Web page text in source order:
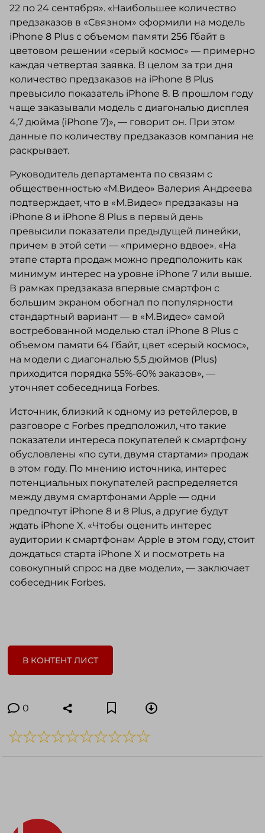
22 по 24 сентября». «Наибольшее количество
предзаказов в «Связном» оформили на модель
iPhone 8 Plus с объемом памяти 256 Гбайт в
цветовом решении «серый космос» — примерно
каждая четвертая заявка. В целом за три дня
количество предзаказов на iPhone 8 Plus
превысило показатель iPhone 8. В прошлом году
чаще заказывали модель с диагональю дисплея
4,7 дюйма (iPhone 7)», — говорит он. При этом
данные по количеству предзаказов компания не
раскрывает.
Руководитель департамента по связям с
общественностью «М.Видео» Валерия Андреева
подтверждает, что в «М.Видео» предзаказы на
iPhone 8 и iPhone 8 Plus в первый день
превысили показатели предыдущей линейки,
причем в этой сети — «примерно вдвое». «На
этапе старта продаж можно предположить как
минимум интерес на уровне iPhone 7 или выше.
В рамках предзаказа впервые смартфон с
большим экраном обогнал по популярности
стандартный вариант — в «М.Видео» самой
востребованной моделью стал iPhone 8 Plus c
объемом памяти 64 Гбайт, цвет «серый космос»,
на модели с диагональю 5,5 дюймов (Plus)
приходится порядка 55%-60% заказов», —
уточняет собеседница Forbes.
Источник, близкий к одному из ретейлеров, в
разговоре с Forbes предположил, что такие
показатели интереса покупателей к смартфону
обусловлены «по сути, двумя стартами» продаж
в этом году. По мнению источника, интерес
потенциальных покупателей распределяется
между двумя смартфонами Apple — одни
предпочтут iPhone 8 и 8 Plus, а другие будут
ждать iPhone X. «Чтобы оценить интерес
аудитории к смартфонам Apple в этом году, стоит
дождаться старта iPhone X и посмотреть на
совокупный спрос на две модели», — заключает
собеседник Forbes.
В КОНТЕНТ ЛИСТ
0